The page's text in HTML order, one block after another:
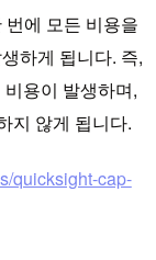
에 모든 비용을
하게 됩니다. 즉,
용이 발생하며,
지 않게 됩니다.
quicksight-cap-